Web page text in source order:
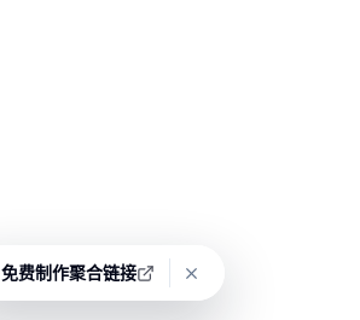
免费制作聚合链接